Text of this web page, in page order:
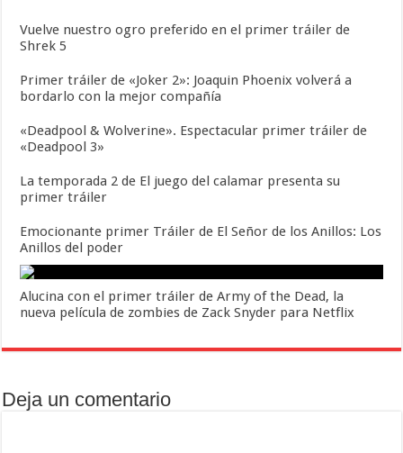
Vuelve nuestro ogro preferido en el primer tráiler de
Shrek 5
Primer tráiler de «Joker 2»: Joaquin Phoenix volverá a
bordarlo con la mejor compañía
«Deadpool & Wolverine». Espectacular primer tráiler de
«Deadpool 3»
La temporada 2 de El juego del calamar presenta su
primer tráiler
Emocionante primer Tráiler de El Señor de los Anillos: Los
Anillos del poder
Alucina con el primer tráiler de Army of the Dead, la
nueva película de zombies de Zack Snyder para Netflix
Deja un comentario